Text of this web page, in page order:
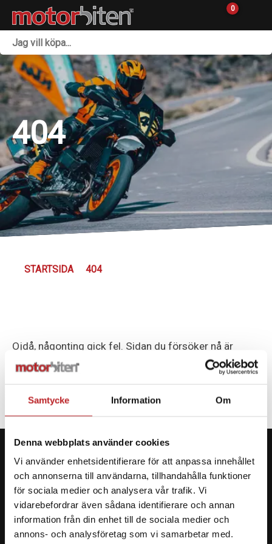
Samtycke Information Om
Denna webbplats använder cookies
Vi använder enhetsidentifierare för att anpassa innehållet
och annonserna till användarna, tillhandahålla funktioner
för sociala medier och analysera vår trafik. Vi
vidarebefordrar även sådana identifierare och annan
information från din enhet till de sociala medier och
annons- och analysföretag som vi samarbetar med.
0
Personlig utrustning
Övrigt & Merch
Outlet
Sprängskisser
404
STARTSIDA 404
Ojdå, någonting gick fel. Sidan du försöker nå är
antingen borttagen eller har aldrig funnits.
KONTAKTA OSS PÅ MOTORBITEN
Ångra mitt köp